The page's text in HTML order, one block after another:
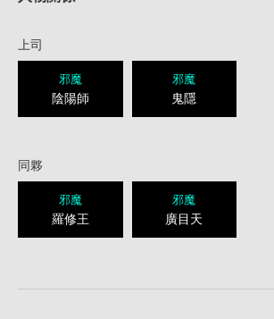
上司
邪魔
陰陽師
邪魔
鬼隱
同夥
邪魔
羅修王
邪魔
廣目天